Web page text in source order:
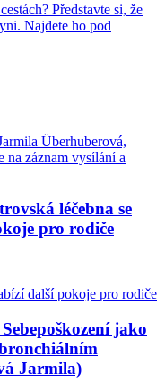
Představte si, že
Najdete ho pod
Überhuberová,
na záznam vysílání a
léčebna se
pro rodiče
další pokoje pro rodiče
jako
Jarmila)